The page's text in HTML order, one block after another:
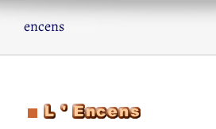
encens